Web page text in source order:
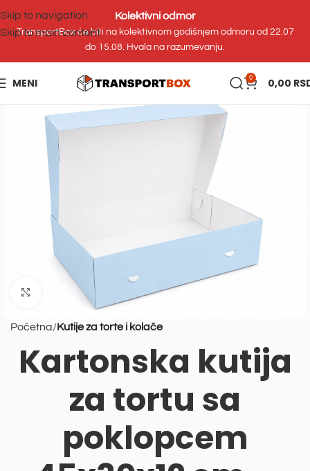
Kolektivni odmor
TransportBox će biti na kolektivnom godišnjem odmoru od 22.07
do 15.08. Hvala na razumevanju.
Skip to navigation
Skip to main content
MENI 0 0,00
Uvećaj sliku
Početna Kutije za torte i kolače
Kartonska kutija
za tortu sa
poklopcem